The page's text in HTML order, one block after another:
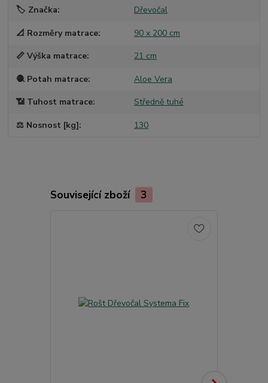
🏷️ Značka Dřevočal
📐 Rozměry matrace 90 x 200 cm
📏 Výška matrace 21 cm
🧶 Potah matrace Aloe Vera
📶 Tuhost matrace Středně tuhé
⚖️ Nosnost [kg] 130
Související zboží 3